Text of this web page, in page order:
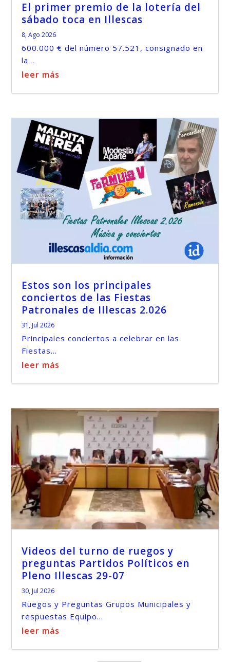
El primer premio de la lotería del
sábado toca en Illescas
8, Ago 2026
600.000 € del número 57.521, consignado en
la...
leer más
Estos son los principales
conciertos de las Fiestas
Patronales de Illescas 2.026
31, Jul 2026
Principales conciertos a celebrar en las
Fiestas...
leer más
Videos del turno de ruegos y
preguntas Partidos Políticos en
Pleno Illescas 29-07
30, Jul 2026
Ruegos y Preguntas Grupos Municipales y
respuestas Equipo...
leer más